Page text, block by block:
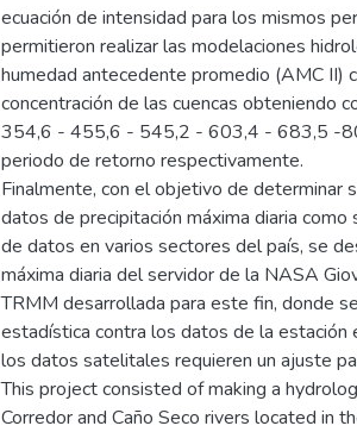
ecuación de intensidad para los mismos
permitieron realizar las modelaciones
humedad antecedente promedio (AMC II)
concentración de las cuencas obteniendo
354,6 - 455,6 - 545,2 - 603,4 - 683,5 -
periodo de retorno respectivamente.
Finalmente, con el objetivo de determinar
datos de precipitación máxima diaria
de datos en varios sectores del país, se
máxima diaria del servidor de la NASA
TRMM desarrollada para este fin, donde
estadística contra los datos de la estación
los datos satelitales requieren un ajuste
This project consisted of making a
Corredor and Caño Seco rivers located in